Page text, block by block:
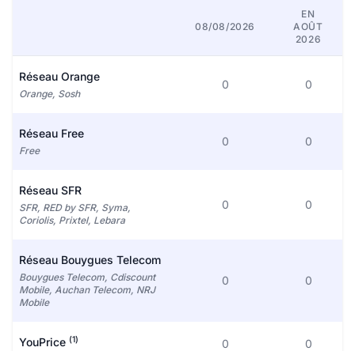
08/08/2026
EN
AOÛT
2026
Réseau Orange
Orange, Sosh
0 0
Réseau Free
Free
0 0
Réseau SFR
SFR, RED by SFR, Syma,
Coriolis, Prixtel, Lebara
0 0
Réseau Bouygues Telecom
Bouygues Telecom, Cdiscount
Mobile, Auchan Telecom, NRJ
Mobile
0 0
YouPrice (1) 0 0